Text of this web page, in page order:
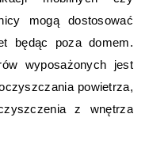
mogą dostosować
będąc poza domem.
wyposażonych jest
powietrza,
z wnętrza